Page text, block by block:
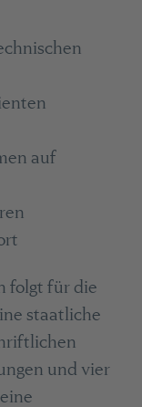
auf
folgt für die
staatliche
und vier